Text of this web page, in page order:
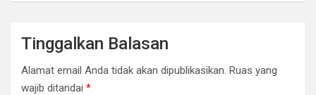
Tinggalkan Balasan
Alamat email Anda tidak akan dipublikasikan. Ruas yang
wajib ditandai *